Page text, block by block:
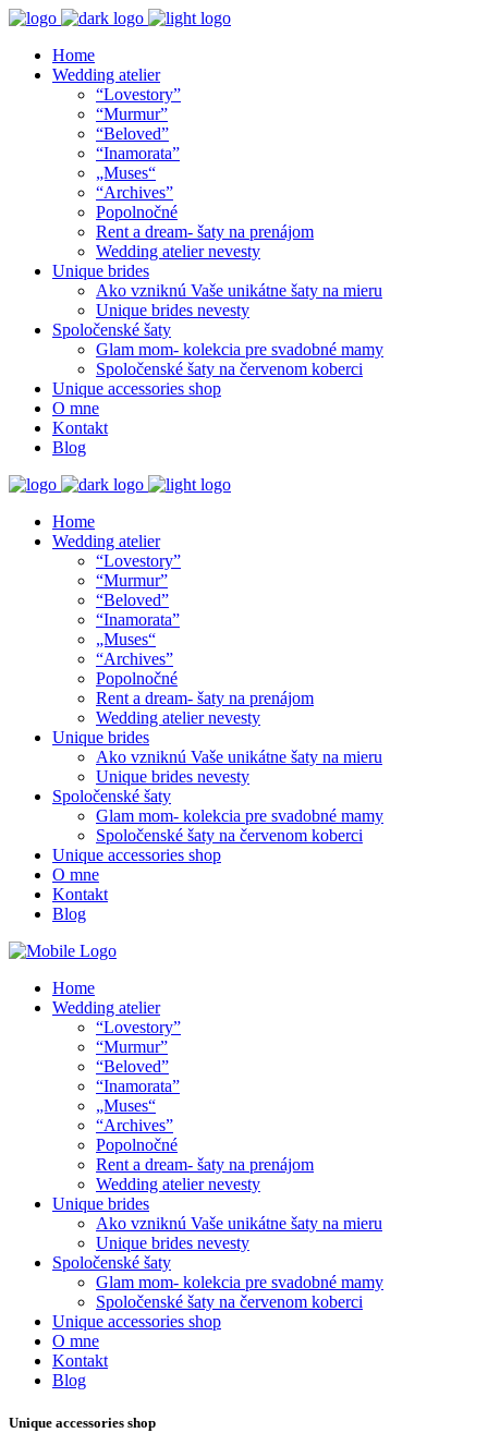
Home
Wedding atelier
“Lovestory”
“Murmur”
“Beloved”
“Inamorata”
„Muses“
“Archives”
Popolnočné
Rent a dream- šaty na prenájom
Wedding atelier nevesty
Unique brides
Ako vzniknú Vaše unikátne šaty na mieru
Unique brides nevesty
Spoločenské šaty
Glam mom- kolekcia pre svadobné mamy
Spoločenské šaty na červenom koberci
Unique accessories shop
O mne
Kontakt
Blog
Home
Wedding atelier
“Lovestory”
“Murmur”
“Beloved”
“Inamorata”
„Muses“
“Archives”
Popolnočné
Rent a dream- šaty na prenájom
Wedding atelier nevesty
Unique brides
Ako vzniknú Vaše unikátne šaty na mieru
Unique brides nevesty
Spoločenské šaty
Glam mom- kolekcia pre svadobné mamy
Spoločenské šaty na červenom koberci
Unique accessories shop
O mne
Kontakt
Blog
Home
Wedding atelier
“Lovestory”
“Murmur”
“Beloved”
“Inamorata”
„Muses“
“Archives”
Popolnočné
Rent a dream- šaty na prenájom
Wedding atelier nevesty
Unique brides
Ako vzniknú Vaše unikátne šaty na mieru
Unique brides nevesty
Spoločenské šaty
Glam mom- kolekcia pre svadobné mamy
Spoločenské šaty na červenom koberci
Unique accessories shop
O mne
Kontakt
Blog
Unique accessories shop